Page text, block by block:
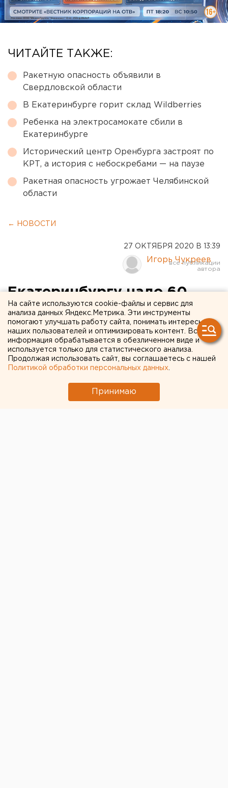
ЧИТАЙТЕ ТАКЖЕ:
Ракетную опасность объявили в
Свердловской области
В Екатеринбурге горит склад Wildberries
Ребенка на электросамокате сбили в
Екатеринбурге
Исторический центр Оренбурга застроят по
КРТ, а история с небоскребами — на паузе
Ракетная опасность угрожает Челябинской
области
← НОВОСТИ
27 ОКТЯБРЯ 2020 В 13:39
Игорь Чукреев
Екатеринбургу надо 60
миллиардов на
ликвидацию дефицита
школ: дума согласилась
увеличить плотность
На сайте используются cookie-файлы и сервис для
анализа данных Яндекс.Метрика. Эти инструменты
помогают улучшать работу сайта, понимать интересы
наших пользователей и оптимизировать контент. Вся
информация обрабатывается в обезличенном виде и
используется только для статистического анализа.
Продолжая использовать сайт, вы соглашаетесь с нашей
Политикой обработки персональных данных
Принимаю